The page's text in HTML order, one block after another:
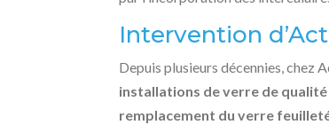
Intervention
Depuis plusieurs décennies, chez
installations de verre de
remplacement du verre